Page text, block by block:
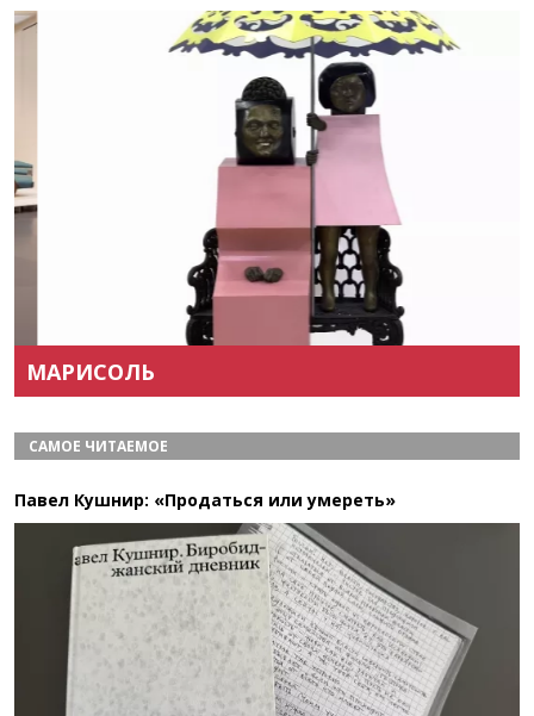
МАРИСОЛЬ
САМОЕ ЧИТАЕМОЕ
Павел Кушнир: «Продаться или умереть»